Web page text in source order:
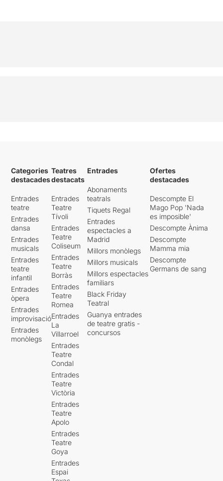
Categories
destacades
Entrades
teatre
Entrades
dansa
Entrades
musicals
Entrades
teatre
infantil
Entrades
òpera
Entrades
improvisació
Entrades
monòlegs
Teatres
destacats
Entrades
Teatre
Tívoli
Entrades
Teatre
Coliseum
Entrades
Teatre
Borràs
Entrades
Teatre
Romea
Entrades
La
Villarroel
Entrades
Teatre
Condal
Entrades
Teatre
Victòria
Entrades
Teatre
Apolo
Entrades
Teatre
Goya
Entrades
Espai
Entrades
Abonaments
teatrals
Tiquets Regal
Entrades
espectacles a
Madrid
Millors monòlegs
Millors musicals
Millors espectacles
familiars
Black Friday
Teatral
Guanya entrades
de teatre gratis -
concursos
Ofertes
destacades
Descompte El
Mago Pop 'Nada
es imposible'
Descompte Ànima
Descompte
Mamma mia
Descompte
Germans de sang